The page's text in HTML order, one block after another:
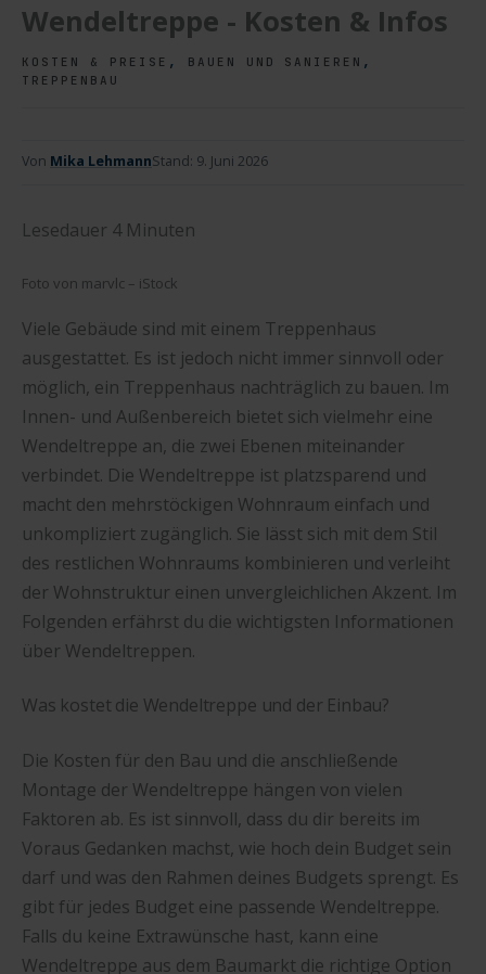
Wendeltreppe - Kosten & Infos
KOSTEN & PREISE , BAUEN UND SANIEREN ,
TREPPENBAU
Von Mika LehmannStand: 9. Juni 2026
Lesedauer 4 Minuten
Foto von marvlc – iStock
Viele Gebäude sind mit einem Treppenhaus
ausgestattet. Es ist jedoch nicht immer sinnvoll oder
möglich, ein Treppenhaus nachträglich zu bauen. Im
Innen- und Außenbereich bietet sich vielmehr eine
Wendeltreppe an, die zwei Ebenen miteinander
verbindet. Die Wendeltreppe ist platzsparend und
macht den mehrstöckigen Wohnraum einfach und
unkompliziert zugänglich. Sie lässt sich mit dem Stil
des restlichen Wohnraums kombinieren und verleiht
der Wohnstruktur einen unvergleichlichen Akzent. Im
Folgenden erfährst du die wichtigsten Informationen
über Wendeltreppen.
Was kostet die Wendeltreppe und der Einbau?
Die Kosten für den Bau und die anschließende
Montage der Wendeltreppe hängen von vielen
Faktoren ab. Es ist sinnvoll, dass du dir bereits im
Voraus Gedanken machst, wie hoch dein Budget sein
darf und was den Rahmen deines Budgets sprengt. Es
gibt für jedes Budget eine passende Wendeltreppe.
Falls du keine Extrawünsche hast, kann eine
Wendeltreppe aus dem Baumarkt die richtige Option